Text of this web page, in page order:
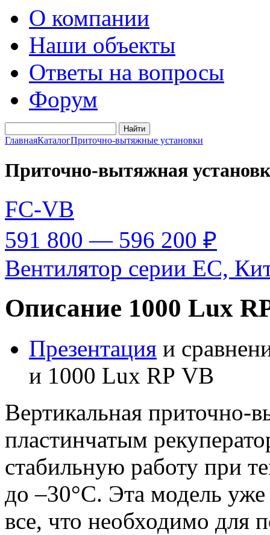
О компании
Наши объекты
Ответы на вопросы
Форум
ГлавнаяКаталогПриточно-вытяжные установки
Приточно-вытяжная
FC-VB
591 800 — 596 200 ₽
Вентилятор серии EC,
Описание 1000 Lux
Презентация и
и 1000 Lux RP VB
Вертикальная приточно-
пластинчатым
стабильную работу при
до–30°C. Эта модель
все, что необходимо для